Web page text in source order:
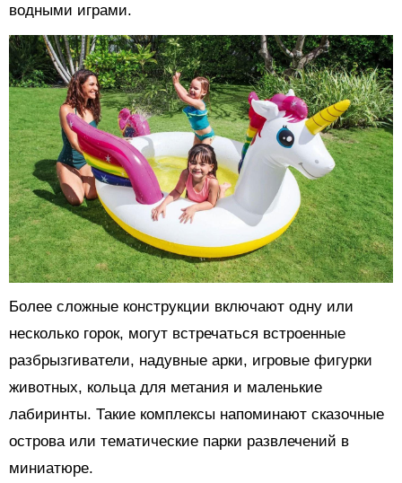
водными играми.
Более сложные конструкции включают одну или
несколько горок, могут встречаться встроенные
разбрызгиватели, надувные арки, игровые фигурки
животных, кольца для метания и маленькие
лабиринты. Такие комплексы напоминают сказочные
острова или тематические парки развлечений в
миниатюре.